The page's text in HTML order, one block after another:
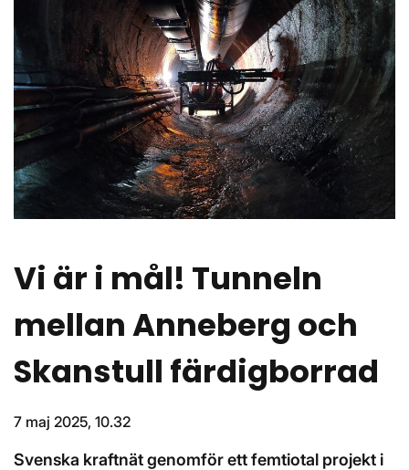
Vi är i mål! Tunneln
mellan Anneberg och
Skanstull färdigborrad
7 maj 2025, 10.32
Svenska kraftnät genomför ett femtiotal projekt i